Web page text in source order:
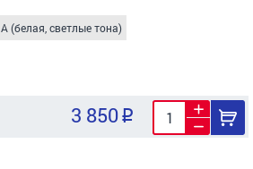
A (белая, светлые тона)
3 850